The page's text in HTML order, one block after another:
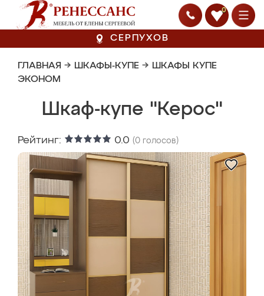
0
СЕРПУХОВ
ГЛАВНАЯ → ШКАФЫ-КУПЕ → ШКАФЫ КУПЕ
ЭКОНОМ
Шкаф-купе "Керос"
Рейтинг: 0.0 (0 голосов)